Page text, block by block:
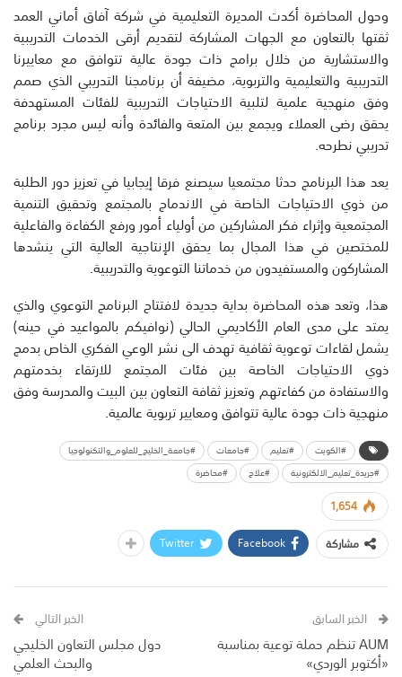
وحول المحاضرة أكدت المديرة التعليمية في شركة آفاق أماني العمد
ثقتها بالتعاون مع الجهات المشاركة لتقديم أرقى الخدمات التدريبية
والاستشارية من خلال برامج ذات جودة عالية تتوافق مع معاييرنا
التدريبية والتعليمية والتربوية، مضيفة أن برنامجنا التدريبي الذي صمم
وفق منهجية علمية لتلبية الاحتياجات التدريبية للفئات المستهدفة
يحقق رضى العملاء ويجمع بين المتعة والفائدة وأنه ليس مجرد برنامج
تدريبي نطرحه.
يعد هذا البرنامج حدثا مجتمعيا سيصنع فرقا إيجابيا في تعزيز دور الطلبة
من ذوي الاحتياجات الخاصة في الاندماج بالمجتمع وتحقيق التنمية
المجتمعية وإثراء فكر المشاركين من أولياء أمور ورفع الكفاءة والفاعلية
للمختصين في هذا المجال بما يحقق الإنتاجية العالية التي ينشدها
المشاركون والمستفيدون من خدماتنا التوعوية والتدريبية.
هذا، وتعد هذه المحاضرة بداية جديدة لافتتاح البرنامج التوعوي والذي
يمتد على مدى العام الأكاديمي الحالي (نوافيكم بالمواعيد في حينه)
يشمل لقاءات توعوية ثقافية تهدف الى نشر الوعي الفكري الخاص بدمج
ذوي الاحتياجات الخاصة بين فئات المجتمع للارتقاء بخدمتهم
والاستفادة من كفاءتهم وتعزيز ثقافة التعاون بين البيت والمدرسة وفق
منهجية ذات جودة عالية تتوافق ومعايير تربوية عالمية.
#الكويت #تعليم #جامعات
#جامعة_الخليج_للعلوم_والتكنولوجيا
#جريدة_تعليم_الالكترونية
#علاج #محاضرة
1,654
مشاركة
Facebook
Twitter
الخبر السابق
AUM تنظم حملة توعية بمناسبة
«أكتوبر الوردي»
الخبر التالي
دول مجلس التعاون الخليجي
والبحث العلمي